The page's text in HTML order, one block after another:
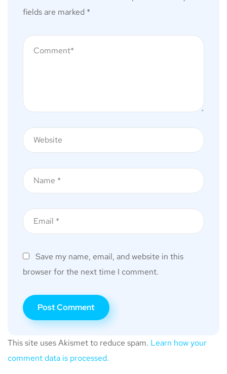
fields are marked *
Save my name, email, and website in this
browser for the next time I comment.
This site uses Akismet to reduce spam. Learn how your
comment data is processed.